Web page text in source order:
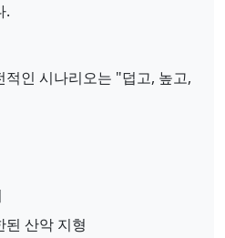
.
인 시나리오는 "덥고, 높고,
된 산악 지형